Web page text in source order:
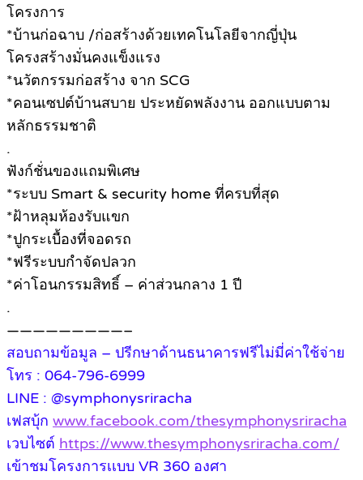
โครงการ
*บ้านก่อฉาบ /ก่อสร้างด้วยเทคโนโลยีจากญี่ปุ่น
โครงสร้างมั่นคงแข็งแรง
*นวัตกรรมก่อสร้าง จาก SCG
*คอนเซปต์บ้านสบาย ประหยัดพลังงาน ออกแบบตาม
หลักธรรมชาติ
.
ฟังก์ชั่นของแถมพิเศษ
*ระบบ Smart & security home ที่ครบที่สุด
*ฝ้าหลุมห้องรับแขก
*ปูกระเบื้องที่จอดรถ
*ฟรีระบบกำจัดปลวก
*ค่าโอนกรรมสิทธิ์ – ค่าส่วนกลาง 1 ปี
.
—————————–
สอบถามข้อมูล – ปรีกษาด้านธนาคารฟรีไม่มี่ค่าใช้จ่าย
โทร : 064-796-6999
LINE : @symphonysriracha
เฟสบุ้ก www.facebook.com/thesymphonysriracha
เวบไซต์ https://www.thesymphonysriracha.com/
เข้าชมโครงการเเบบ VR 360 องศา